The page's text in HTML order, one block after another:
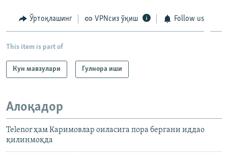
Ўртоқлашинг VPNсиз ўқиш Follow us
This item is part of
Кун мавзулари Гулнора иши
Алоқадор
Telenor ҳам Каримовлар оиласига пора бергани иддао
қилинмоқда